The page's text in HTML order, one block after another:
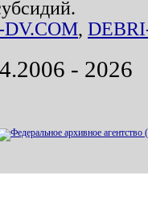
,
- 2026